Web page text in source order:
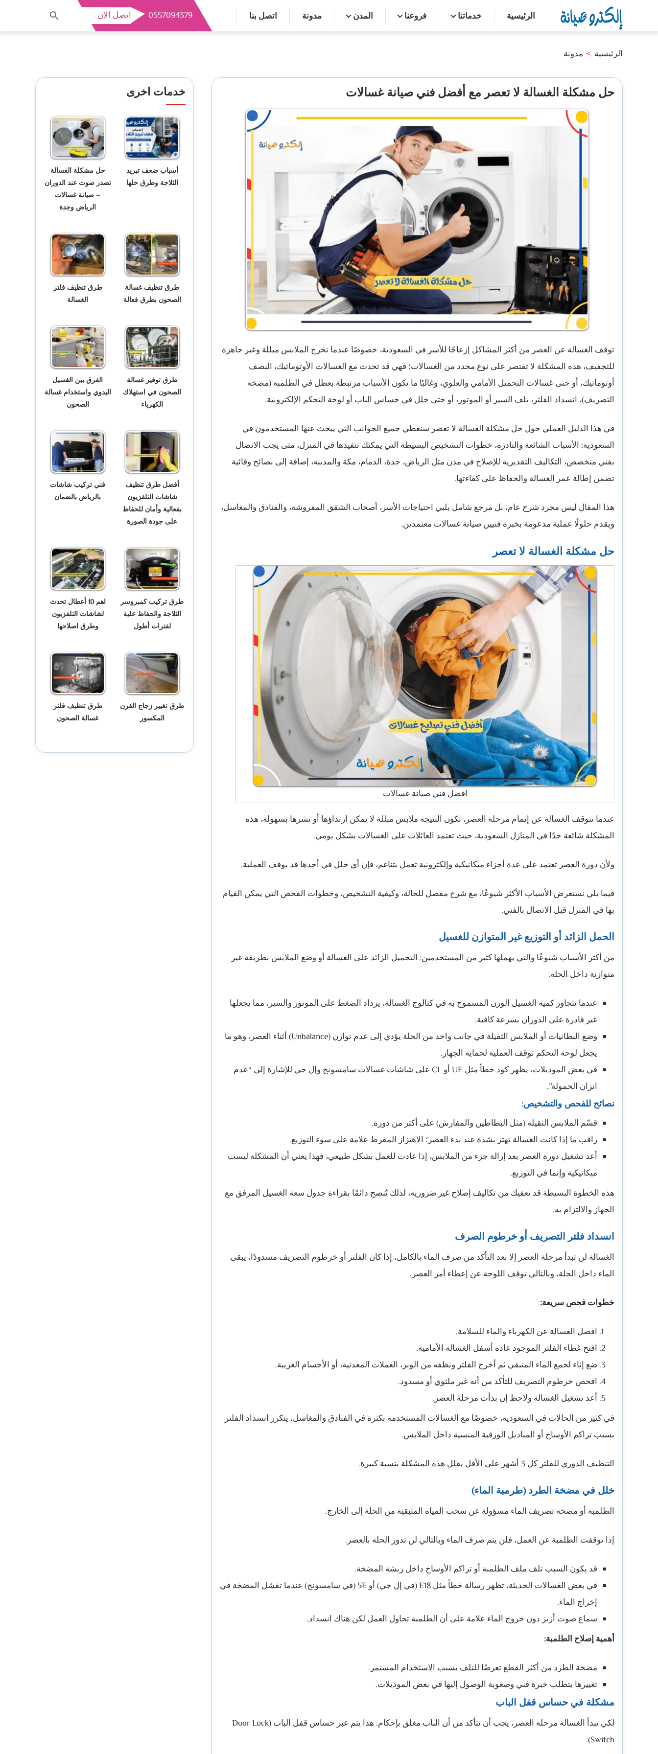
0557094379 اتصل الان الرئيسية خدماتنا فروعنا المدن مدونة اتصل بنا
الرئيسية > مدونة
حل مشكلة الغسالة لا تعصر مع أفضل فني صيانة غسالات
توقف الغسالة عن العصر من أكثر المشاكل إزعاجًا للأسر في السعودية، خصوصًا عندما تخرج الملابس مبللة وغير جاهزة
للتجفيف، هذه المشكلة لا تقتصر على نوع محدد من الغسالات؛ فهي قد تحدث مع الغسالات الأوتوماتيك، النصف
أوتوماتيك، أو حتى غسالات التحميل الأمامي والعلوي، وغالبًا ما تكون الأسباب مرتبطة بعطل في الطلمبة (مضخة
التصريف)، انسداد الفلتر، تلف السير أو الموتور، أو حتى خلل في حساس الباب أو لوحة التحكم الإلكترونية.
في هذا الدليل العملي حول حل مشكلة الغسالة لا تعصر سنغطي جميع الجوانب التي يبحث عنها المستخدمون في
السعودية: الأسباب الشائعة والنادرة، خطوات التشخيص البسيطة التي يمكنك تنفيذها في المنزل، متى يجب الاتصال
بفني متخصص، التكاليف التقديرية للإصلاح في مدن مثل الرياض، جدة، الدمام، مكة والمدينة، إضافة إلى نصائح وقائية
تضمن إطالة عمر الغسالة والحفاظ على كفاءتها.
هذا المقال ليس مجرد شرح عام، بل مرجع شامل يلبي احتياجات الأسر، أصحاب الشقق المفروشة، والفنادق والمغاسل،
ويقدم حلولًا عملية مدعومة بخبرة فنيين صيانة غسالات معتمدين.
حل مشكلة الغسالة لا تعصر
افضل فني صيانة غسالات
عندما تتوقف الغسالة عن إتمام مرحلة العصر، تكون النتيجة ملابس مبللة لا يمكن ارتداؤها أو نشرها بسهولة، هذه
المشكلة شائعة جدًا في المنازل السعودية، حيث تعتمد العائلات على الغسالات بشكل يومي.
ولأن دورة العصر تعتمد على عدة أجزاء ميكانيكية وإلكترونية تعمل بتناغم، فإن أي خلل في أحدها قد يوقف العملية.
فيما يلي نستعرض الأسباب الأكثر شيوعًا، مع شرح مفصل للحالة، وكيفية التشخيص، وخطوات الفحص التي يمكن القيام
بها في المنزل قبل الاتصال بالفني.
الحمل الزائد أو التوزيع غير المتوازن للغسيل
من أكثر الأسباب شيوعًا والتي يهملها كثير من المستخدمين: التحميل الزائد على الغسالة أو وضع الملابس بطريقة غير
متوازنة داخل الحلة.
عندما تتجاوز كمية الغسيل الوزن المسموح به في كتالوج الغسالة، يزداد الضغط على الموتور والسير، مما يجعلها
غير قادرة على الدوران بسرعة كافية.
وضع البطانيات أو الملابس الثقيلة في جانب واحد من الحلة يؤدي إلى عدم توازن (Unbalance) أثناء العصر، وهو ما
يجعل لوحة التحكم توقف العملية لحماية الجهاز.
في بعض الموديلات، يظهر كود خطأ مثل UE أو CL على شاشات غسالات سامسونج وإل جي للإشارة إلى “عدم
اتزان الحمولة”.
نصائح للفحص والتشخيص:
قسّم الملابس الثقيلة (مثل البطاطين والمفارش) على أكثر من دورة.
راقب ما إذا كانت الغسالة تهتز بشدة عند بدء العصر؛ الاهتزاز المفرط علامة على سوء التوزيع.
أعد تشغيل دورة العصر بعد إزالة جزء من الملابس، إذا عادت للعمل بشكل طبيعي، فهذا يعني أن المشكلة ليست
ميكانيكية وإنما في التوزيع.
هذه الخطوة البسيطة قد تعفيك من تكاليف إصلاح غير ضرورية، لذلك يُنصح دائمًا بقراءة جدول سعة الغسيل المرفق مع
الجهاز والالتزام به.
انسداد فلتر التصريف أو خرطوم الصرف
الغسالة لن تبدأ مرحلة العصر إلا بعد التأكد من صرف الماء بالكامل، إذا كان الفلتر أو خرطوم التصريف مسدودًا، يبقى
الماء داخل الحلة، وبالتالي توقف اللوحة عن إعطاء أمر العصر.
خطوات فحص سريعة:
افصل الغسالة عن الكهرباء والماء للسلامة.
افتح غطاء الفلتر الموجود عادة أسفل الغسالة الأمامية.
ضع إناء لجمع الماء المتبقي ثم أخرج الفلتر ونظفه من الوبر، العملات المعدنية، أو الأجسام الغريبة.
افحص خرطوم التصريف للتأكد من أنه غير ملتوي أو مسدود.
أعد تشغيل الغسالة ولاحظ إن بدأت مرحلة العصر.
في كثير من الحالات في السعودية، خصوصًا مع الغسالات المستخدمة بكثرة في الفنادق والمغاسل، يتكرر انسداد الفلتر
بسبب تراكم الأوساخ أو المناديل الورقية المنسية داخل الملابس.
التنظيف الدوري للفلتر كل 3 أشهر على الأقل يقلل هذه المشكلة بنسبة كبيرة.
خلل في مضخة الطرد (طرمبة الماء)
الطلمبة أو مضخة تصريف الماء مسؤولة عن سحب المياه المتبقية من الحلة إلى الخارج.
إذا توقفت الطلمبة عن العمل، فلن يتم صرف الماء وبالتالي لن تدور الحلة بالعصر.
قد يكون السبب تلف ملف الطلمبة أو تراكم الأوساخ داخل ريشة المضخة.
في بعض الغسالات الحديثة، تظهر رسالة خطأ مثل E18 (في إل جي) أو 5E (في سامسونج) عندما تفشل المضخة في
إخراج الماء.
سماع صوت أزيز دون خروج الماء علامة على أن الطلمبة تحاول العمل لكن هناك انسداد.
أهمية إصلاح الطلمبة:
مضخة الطرد من أكثر القطع تعرضًا للتلف بسبب الاستخدام المستمر.
تغييرها يتطلب خبرة فني وصعوبة الوصول إليها في بعض الموديلات.
مشكلة في حساس قفل الباب
لكي تبدأ الغسالة مرحلة العصر، يجب أن تتأكد من أن الباب مغلق بإحكام. هذا يتم عبر حساس قفل الباب (Door Lock
Switch).
خدمات اخرى
أسباب ضعف تبريد
الثلاجة وطرق حلها
حل مشكلة الغسالة
تصدر صوت عند الدوران
– صيانة غسالات
الرياض وجدة
طرق تنظيف غسالة
الصحون بطرق فعالة
طرق تنظيف فلتر
الغسالة
طرق توفير غسالة
الصحون في استهلاك
الكهرباء
الفرق بين الغسيل
اليدوي واستخدام غسالة
الصحون
أفضل طرق تنظيف
شاشات التلفزيون
بفعالية وأمان للحفاظ
على جودة الصورة
فني تركيب شاشات
بالرياض بالضمان
طرق تركيب كمبروسر
الثلاجة والحفاظ علية
لفترات أطول
اهم 10 أعطال تحدث
لشاشات التلفزيون
وطرق اصلاحها
طرق تغيير زجاج الفرن
المكسور
طرق تنظيف فلتر
غسالة الصحون